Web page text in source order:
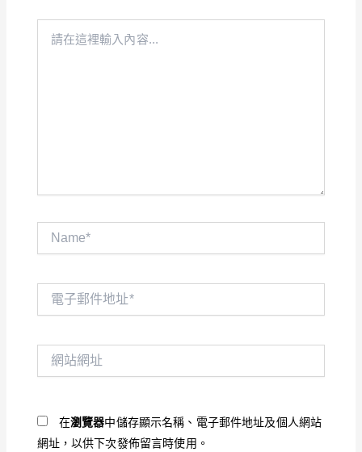
在瀏覽器中儲存顯示名稱、電子郵件地址及個人網站
網址，以供下次發佈留言時使用。